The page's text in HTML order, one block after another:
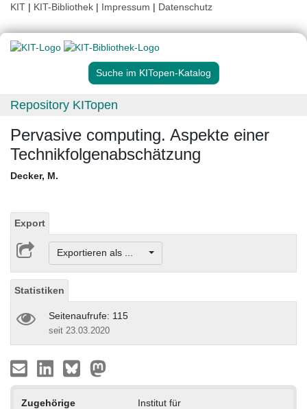
KIT | KIT-Bibliothek | Impressum | Datenschutz
Suche im KITopen-Katalog
Repository KITopen
Pervasive computing. Aspekte einer
Technikfolgenabschätzung
Decker, M.
Export
Exportieren als ...
Statistiken
Seitenaufrufe: 115
seit 23.03.2020
Zugehörige
Institut für